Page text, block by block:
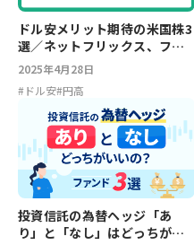
ドル安メリット期待の米国株3
選／ネットフリックス、フィ
リップ・モリス、ロビンフッ
2025年4月28日
#ドル安#円高
投資信託の為替ヘッジ「あ
り」と「なし」はどっちがい